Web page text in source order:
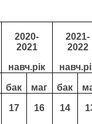
2020-
2021
навч.рік
2021-
2022
навч.
бак маг бак
17 16 14